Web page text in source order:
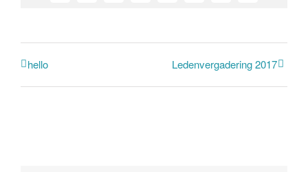
hello Ledenvergadering 2017